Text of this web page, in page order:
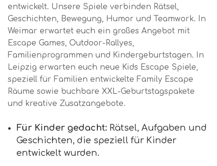
entwickelt. Unsere Spiele verbinden Rätsel,
Geschichten, Bewegung, Humor und Teamwork. In
Weimar erwartet euch ein großes Angebot mit
Escape Games, Outdoor-Rallyes,
Familienprogrammen und Kindergeburtstagen. In
Leipzig erwarten euch neue Kids Escape Spiele,
speziell für Familien entwickelte Family Escape
Räume sowie buchbare XXL-Geburtstagspakete
und kreative Zusatzangebote.
Für Kinder gedacht: Rätsel, Aufgaben und
Geschichten, die speziell für Kinder
entwickelt wurden.